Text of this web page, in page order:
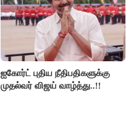
ஐகோர்ட் புதிய நீதிபதிகளுக்கு
முதல்வர் விஜய் வாழ்த்து..!!